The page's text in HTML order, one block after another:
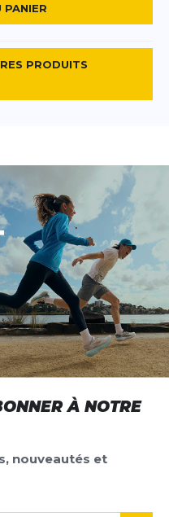
PANIER
PRODUITS
À NOTRE
nouveautés et